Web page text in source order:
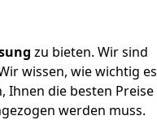
zu bieten. Wir sind
wissen, wie wichtig es
Ihnen die besten Preise
werden muss.